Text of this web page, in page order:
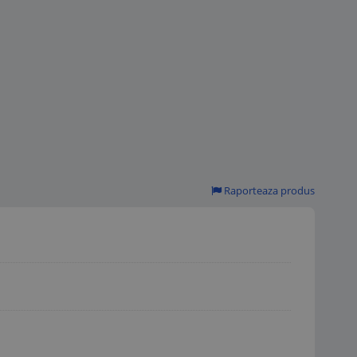
Raporteaza produs